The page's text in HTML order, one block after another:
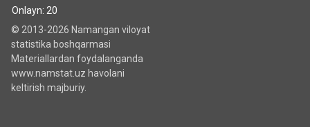
Onlayn: 20
© 2013-2026 Namangan viloyat
statistika boshqarmasi
Materiallardan foydalanganda
www.namstat.uz havolani
keltirish majburiy.